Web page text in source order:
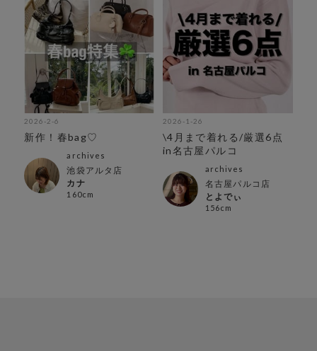
2026-2-6
新作！春bag♡
archives
池袋アルタ店
カナ
160cm
2026-1-26
\4月まで着れる/厳選6点
in名古屋パルコ
archives
名古屋パルコ店
とよでぃ
156cm